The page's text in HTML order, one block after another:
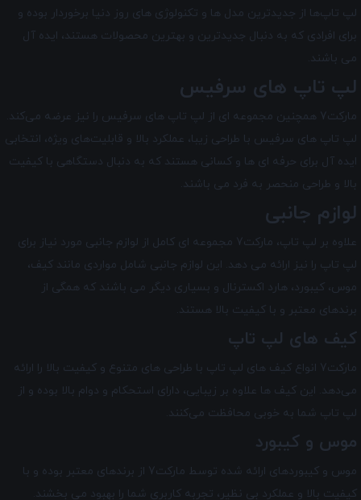
لپ تاپ‌ها از جدیدترین مدل ‌ها و تکنولوژی های روز دنیا برخوردار بوده و
برای افرادی که به دنبال جدیدترین و بهترین محصولات هستند، ایده آل
می ‌باشند.
لپ تاپ های سرفیس
مارکت7 همچنین مجموعه ای از لپ تاپ‌ های سرفیس را نیز عرضه می‌کند.
لپ تاپ‌ های سرفیس با طراحی زیبا، عملکرد بالا و قابلیت‌های ویژه، انتخابی
ایده آل برای حرفه ای ها و کسانی هستند که به دنبال دستگاهی با کیفیت
بالا و طراحی منحصر به فرد می باشند.
لوازم جانبی
علاوه بر لپ تاپ، مارکت7 مجموعه ای کامل از لوازم جانبی مورد نیاز برای
لپ تاپ را نیز ارائه می دهد. این لوازم جانبی شامل مواردی مانند کیف،
موس، کیبورد، هارد اکسترنال و بسیاری دیگر می باشند که همگی از
برندهای معتبر و با کیفیت بالا هستند.
کیف ‌های لپ تاپ
مارکت7 انواع کیف ‌های لپ تاپ با طراحی‌ های متنوع و کیفیت بالا را ارائه
می‌دهد. این کیف ‌ها علاوه بر زیبایی، دارای استحکام و دوام بالا بوده و از
لپ تاپ شما به خوبی محافظت می‌کنند.
موس و کیبورد
موس و کیبورد‌های ارائه شده توسط مارکت7 از برندهای معتبر بوده و با
کیفیت بالا و عملکرد بی ‌نظیر، تجربه کاربری شما را بهبود می‌ بخشند.